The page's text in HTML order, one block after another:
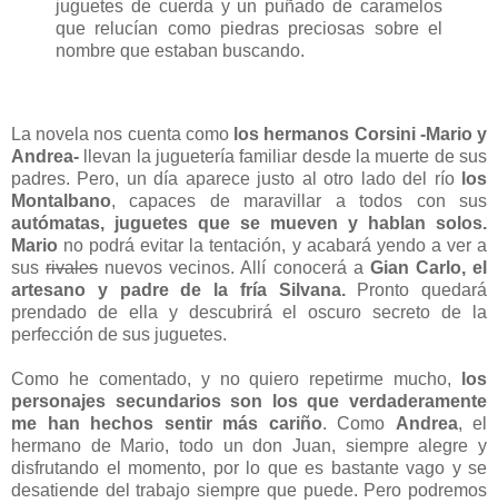
juguetes de cuerda y un puñado de caramelos
que relucían como piedras preciosas sobre el
nombre que estaban buscando.
La novela nos cuenta como los hermanos Corsini -Mario y
Andrea- llevan la juguetería familiar desde la muerte de sus
padres. Pero, un día aparece justo al otro lado del río los
Montalbano, capaces de maravillar a todos con sus
autómatas, juguetes que se mueven y hablan solos.
Mario no podrá evitar la tentación, y acabará yendo a ver a
susrivales nuevos vecinos. Allí conocerá a Gian Carlo, el
artesano y padre de la fría Silvana.
Pronto quedará
prendado de ella y descubrirá el oscuro secreto de la
perfección de sus juguetes.
Como he comentado, y no quiero repetirme mucho, los
personajes secundarios son los que verdaderamente
me han hechos sentir más cariño. Como Andrea, el
hermano de Mario, todo un don Juan, siempre alegre y
disfrutando el momento, por lo que es bastante vago y se
desatiende del trabajo siempre que puede. Pero podremos